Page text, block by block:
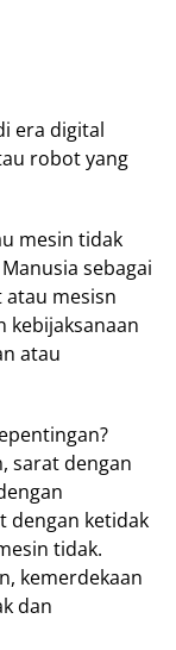
era digital
robot yang
mesin tidak
sebagai
atau mesisn
kebijaksanaan
atau
sarat dengan
dengan ketidak
tidak.
kemerdekaan
dan